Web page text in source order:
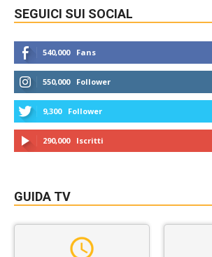
SEGUICI SUI SOCIAL
540,000 Fans
550,000 Follower
9,300 Follower
290,000 Iscritti
GUIDA TV